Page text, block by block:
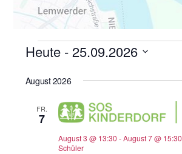
Veranstaltungen
Heute - 25.09.2026
a
August 2026
FR.
7
August 3 @ 13:30 -August 7 @ 15:30
Schüler